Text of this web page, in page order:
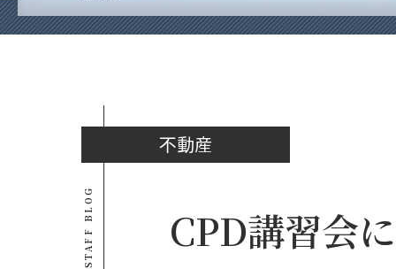
不動産
STAFF BLOG CPD講習会